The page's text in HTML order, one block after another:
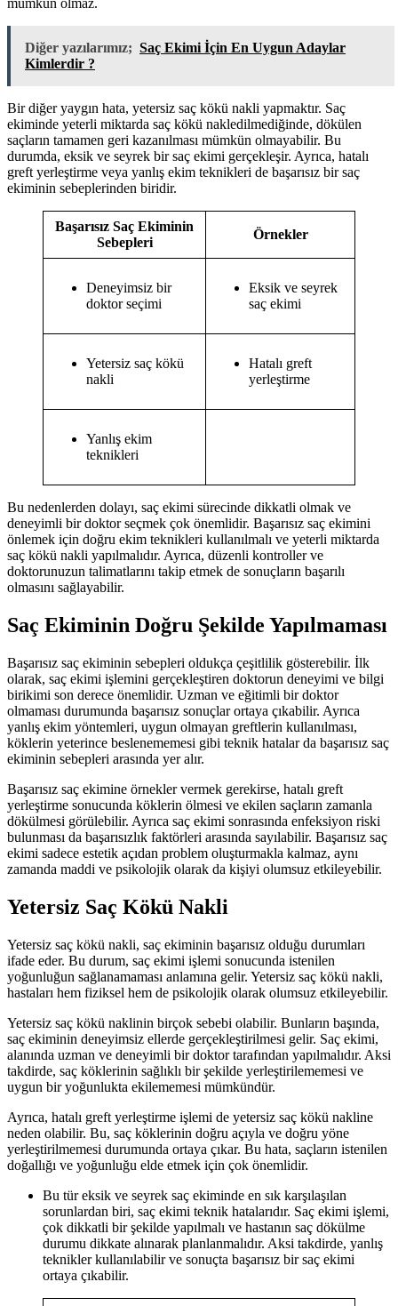
mümkün olmaz.
Diğer yazılarımız; Saç Ekimi İçin En Uygun Adaylar
Kimlerdir ?
Bir diğer yaygın hata, yetersiz saç kökü nakli yapmaktır. Saç
ekiminde yeterli miktarda saç kökü nakledilmediğinde, dökülen
saçların tamamen geri kazanılması mümkün olmayabilir. Bu
durumda, eksik ve seyrek bir saç ekimi gerçekleşir. Ayrıca, hatalı
greft yerleştirme veya yanlış ekim teknikleri de başarısız bir saç
ekiminin sebeplerinden biridir.
Başarısız Saç Ekiminin
Sebepleri
Örnekler
Deneyimsiz bir
doktor seçimi
Eksik ve seyrek
saç ekimi
Yetersiz saç kökü
nakli
Hatalı greft
yerleştirme
Yanlış ekim
teknikleri
Bu nedenlerden dolayı, saç ekimi sürecinde dikkatli olmak ve
deneyimli bir doktor seçmek çok önemlidir. Başarısız saç ekimini
önlemek için doğru ekim teknikleri kullanılmalı ve yeterli miktarda
saç kökü nakli yapılmalıdır. Ayrıca, düzenli kontroller ve
doktorunuzun talimatlarını takip etmek de sonuçların başarılı
olmasını sağlayabilir.
Saç Ekiminin Doğru Şekilde Yapılmaması
Başarısız saç ekiminin sebepleri oldukça çeşitlilik gösterebilir. İlk
olarak, saç ekimi işlemini gerçekleştiren doktorun deneyimi ve bilgi
birikimi son derece önemlidir. Uzman ve eğitimli bir doktor
olmaması durumunda başarısız sonuçlar ortaya çıkabilir. Ayrıca
yanlış ekim yöntemleri, uygun olmayan greftlerin kullanılması,
köklerin yeterince beslenememesi gibi teknik hatalar da başarısız saç
ekiminin sebepleri arasında yer alır.
Başarısız saç ekimine örnekler vermek gerekirse, hatalı greft
yerleştirme sonucunda köklerin ölmesi ve ekilen saçların zamanla
dökülmesi görülebilir. Ayrıca saç ekimi sonrasında enfeksiyon riski
bulunması da başarısızlık faktörleri arasında sayılabilir. Başarısız saç
ekimi sadece estetik açıdan problem oluşturmakla kalmaz, aynı
zamanda maddi ve psikolojik olarak da kişiyi olumsuz etkileyebilir.
Yetersiz Saç Kökü Nakli
Yetersiz saç kökü nakli, saç ekiminin başarısız olduğu durumları
ifade eder. Bu durum, saç ekimi işlemi sonucunda istenilen
yoğunluğun sağlanamaması anlamına gelir. Yetersiz saç kökü nakli,
hastaları hem fiziksel hem de psikolojik olarak olumsuz etkileyebilir.
Yetersiz saç kökü naklinin birçok sebebi olabilir. Bunların başında,
saç ekiminin deneyimsiz ellerde gerçekleştirilmesi gelir. Saç ekimi,
alanında uzman ve deneyimli bir doktor tarafından yapılmalıdır. Aksi
takdirde, saç köklerinin sağlıklı bir şekilde yerleştirilememesi ve
uygun bir yoğunlukta ekilememesi mümkündür.
Ayrıca, hatalı greft yerleştirme işlemi de yetersiz saç kökü nakline
neden olabilir. Bu, saç köklerinin doğru açıyla ve doğru yöne
yerleştirilmemesi durumunda ortaya çıkar. Bu hata, saçların istenilen
doğallığı ve yoğunluğu elde etmek için çok önemlidir.
Bu tür eksik ve seyrek saç ekiminde en sık karşılaşılan
sorunlardan biri, saç ekimi teknik hatalarıdır. Saç ekimi işlemi,
çok dikkatli bir şekilde yapılmalı ve hastanın saç dökülme
durumu dikkate alınarak planlanmalıdır. Aksi takdirde, yanlış
teknikler kullanılabilir ve sonuçta başarısız bir saç ekimi
ortaya çıkabilir.